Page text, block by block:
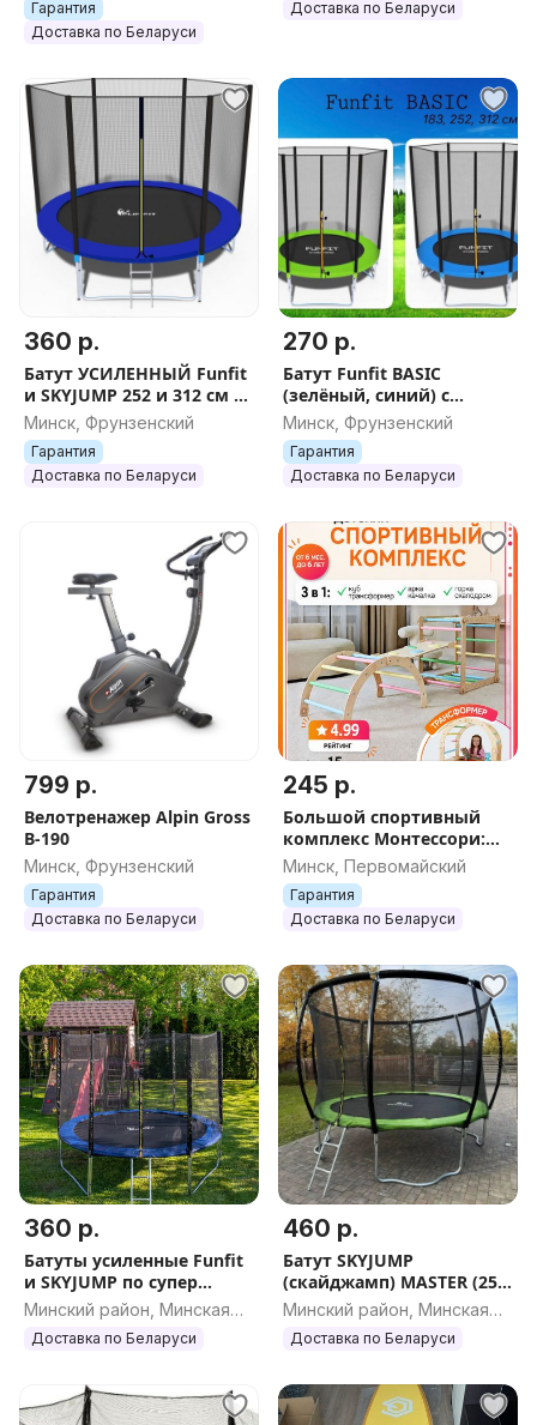
Гарантия
Доставка по Беларуси
Доставка по Беларуси
360 р.
Батут УСИЛЕННЫЙ Funfit
и SKYJUMP 252 и 312 см от
первого поставщика
Минск, Фрунзенский
Гарантия
Доставка по Беларуси
270 р.
Батут Funfit BASIC
(зелёный, синий) с
защитной сеткой, без
лестницы 183, 252 и
312см
Минск, Фрунзенский
Гарантия
Доставка по Беларуси
799 р.
Велотренажер Alpin Gross
B-190
Минск, Фрунзенский
Гарантия
Доставка по Беларуси
245 р.
Большой спортивный
комплекс Монтессори:
треугольник Пиклера +
арка +1 горка на выбор
Минск, Первомайский
Гарантия
Доставка по Беларуси
360 р.
Батуты усиленные Funfit
и SKYJUMP по супер
ценам
Минский район, Минская
обл.
Доставка по Беларуси
460 р.
Батут SKYJUMP
(скайджамп) MASTER (252
и 312см)
Минский район, Минская
обл.
Доставка по Беларуси